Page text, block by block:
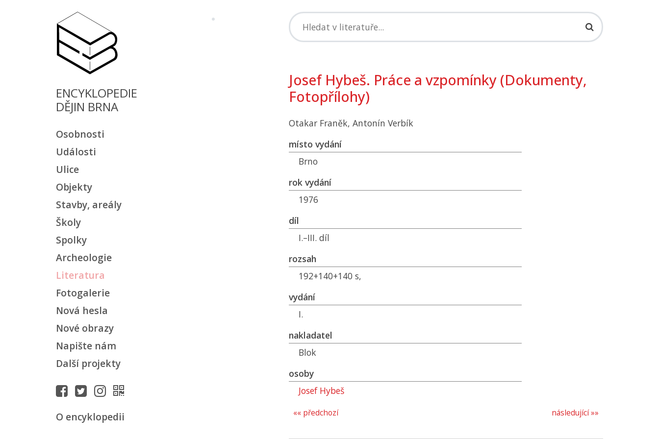
ENCYKLOPEDIE
DĚJIN BRNA
Osobnosti
Události
Ulice
Objekty
Stavby, areály
Školy
Spolky
Archeologie
Literatura
Fotogalerie
Nová hesla
Nové obrazy
Napište nám
Další projekty
O encyklopedii
Josef Hybeš. Práce a vzpomínky (Dokumenty,
Fotopřílohy)
Otakar Franěk, Antonín Verbík
místo vydání
Brno
rok vydání
1976
díl
I.–III. díl
rozsah
192+140+140 s,
vydání
I.
nakladatel
Blok
osoby
Josef Hybeš
následující »»
«« předchozí